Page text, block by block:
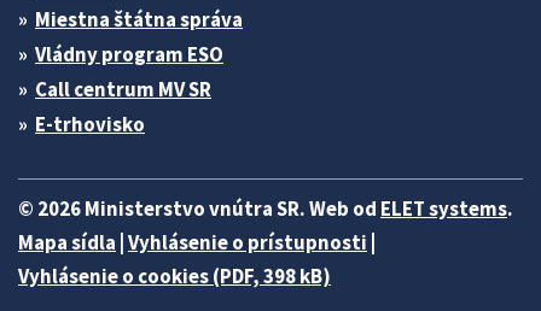
Miestna štátna správa
Vládny program ESO
Call centrum MV SR
E-trhovisko
© 2026 Ministerstvo vnútra SR. Web od ELET systems.
Mapa sídla Vyhlásenie o prístupnosti
Vyhlásenie o cookies (PDF, 398 kB)